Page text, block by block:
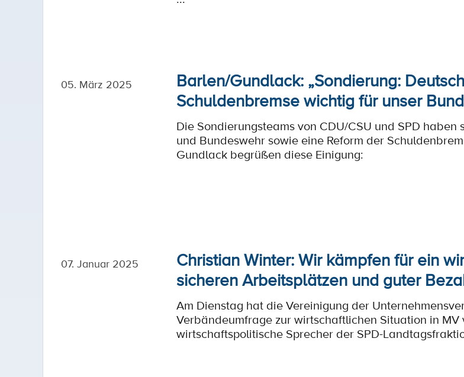
05. März 2025
Barlen/Gundlack: „Sondierung:
Schuldenbremse wichtig für unser
Die Sondierungsteams von CDU/CSU und SPD
und Bundeswehr sowie eine Reform der
Gundlack begrüßen diese Einigung:
07. Januar 2025
Christian Winter: Wir kämpfen für ein
sicheren Arbeitsplätzen und guter
Am Dienstag hat die Vereinigung der
Verbändeumfrage zur wirtschaftlichen Situation in
wirtschaftspolitische Sprecher der SPD-